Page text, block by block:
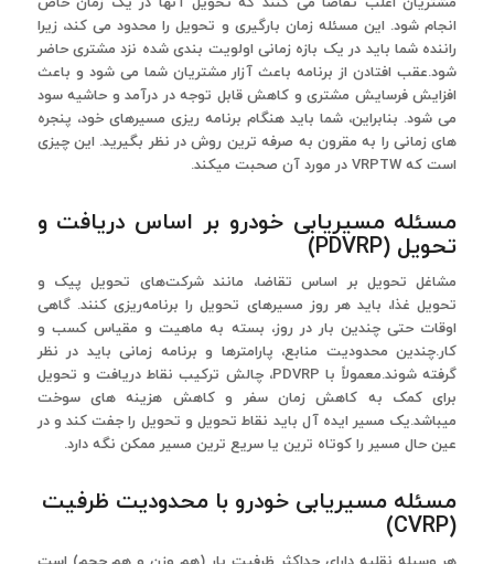
انجام شود. این مسئله زمان بارگیری و تحویل را محدود می کند، زیرا
راننده شما باید در یک بازه زمانی اولویت بندی شده نزد مشتری حاضر
شود.عقب افتادن از برنامه باعث آزار مشتریان شما می شود و باعث
افزایش فرسایش مشتری و کاهش قابل توجه در درآمد و حاشیه سود
می شود. بنابراین، شما باید هنگام برنامه ریزی مسیرهای خود، پنجره
های زمانی را به مقرون به صرفه ترین روش در نظر بگیرید. این چیزی
است که VRPTW در مورد آن صحبت میکند.
مسئله مسیریابی خودرو بر اساس دریافت و
تحویل (PDVRP)
مشاغل تحویل بر اساس تقاضا، مانند شرکت‌های تحویل پیک و
تحویل غذا، باید هر روز مسیرهای تحویل را برنامه‌ریزی کنند. گاهی
اوقات حتی چندین بار در روز، بسته به ماهیت و مقیاس کسب و
کار.چندین محدودیت منابع، پارامترها و برنامه زمانی باید در نظر
گرفته شوند.معمولاً با PDVRP، چالش ترکیب نقاط دریافت و تحویل
برای کمک به کاهش زمان سفر و کاهش هزینه های سوخت
میباشد.یک مسیر ایده آل باید نقاط تحویل و تحویل را جفت کند و در
عین حال مسیر را کوتاه ترین یا سریع ترین مسیر ممکن نگه دارد.
مسئله مسیریابی خودرو با محدودیت ظرفیت
(CVRP)